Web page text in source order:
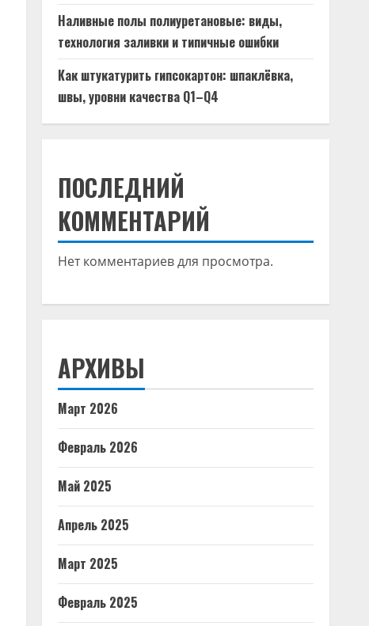
Наливные полы полиуретановые: виды,
технология заливки и типичные ошибки
Как штукатурить гипсокартон: шпаклёвка,
швы, уровни качества Q1–Q4
ПОСЛЕДНИЙ
КОММЕНТАРИЙ
Нет комментариев для просмотра.
АРХИВЫ
Март 2026
Февраль 2026
Май 2025
Апрель 2025
Март 2025
Февраль 2025